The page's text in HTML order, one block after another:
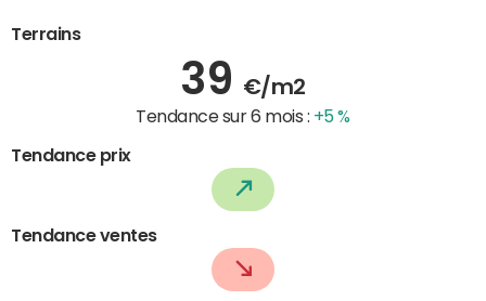
Terrains
39 €/m2
Tendance sur 6 mois : +5 %
Tendance prix
Tendance ventes